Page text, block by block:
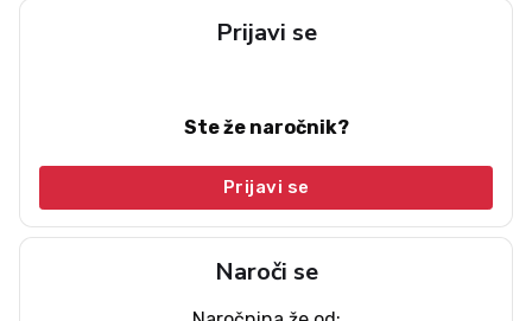
Prijavi se
Ste že naročnik?
Prijavi se
Naroči se